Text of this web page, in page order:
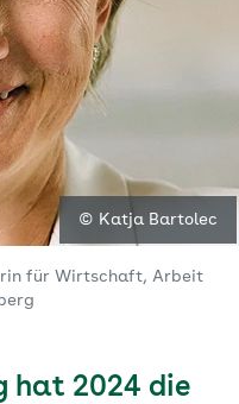
© Katja Bartolec
für Wirtschaft, Arbeit
hat 2024 die